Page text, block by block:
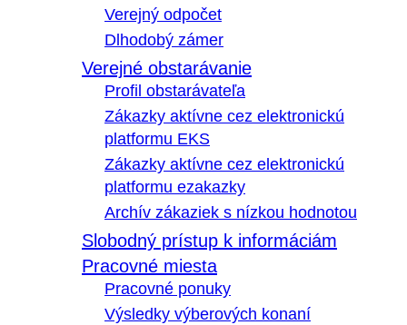
Verejný odpočet
Dlhodobý zámer
Verejné obstarávanie
Profil obstarávateľa
Zákazky aktívne cez elektronickú
platformu EKS
Zákazky aktívne cez elektronickú
platformu ezakazky
Archív zákaziek s nízkou hodnotou
Slobodný prístup k informáciám
Pracovné miesta
Pracovné ponuky
Výsledky výberových konaní